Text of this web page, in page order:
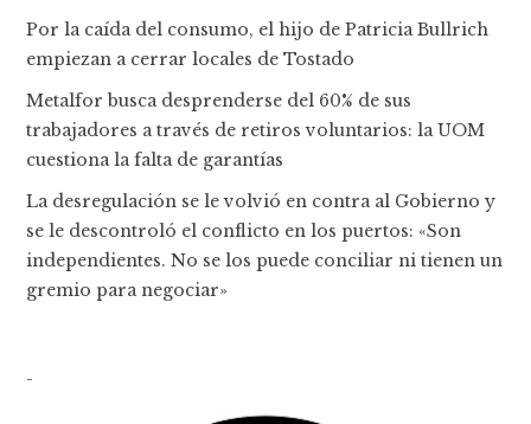
Por la caída del consumo, el hijo de Patricia Bullrich
empiezan a cerrar locales de Tostado
Metalfor busca desprenderse del 60% de sus
trabajadores a través de retiros voluntarios: la UOM
cuestiona la falta de garantías
La desregulación se le volvió en contra al Gobierno y
se le descontroló el conflicto en los puertos: «Son
independientes. No se los puede conciliar ni tienen un
gremio para negociar»
-